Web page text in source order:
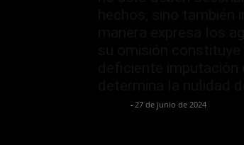
- 27 de junio de 2024